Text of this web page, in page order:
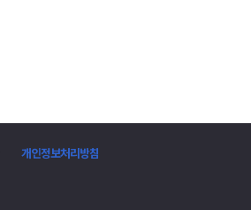
개인정보처리방침